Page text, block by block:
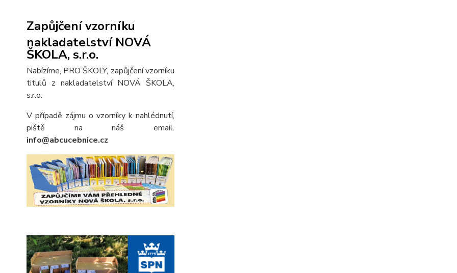
Zapůjčení vzorníku
nakladatelství NOVÁ
ŠKOLA, s.r.o.
Nabízíme, PRO ŠKOLY, zapůjčení vzorníku
titulů z nakladatelství NOVÁ ŠKOLA,
s.r.o.
V případě zájmu o vzorníky k nahlédnutí,
piště na náš email.
info@abcucebnice.cz